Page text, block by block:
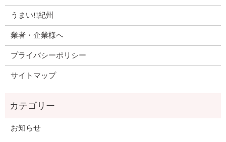
うまい!!紀州
業者・企業様へ
プライバシーポリシー
サイトマップ
お知らせ